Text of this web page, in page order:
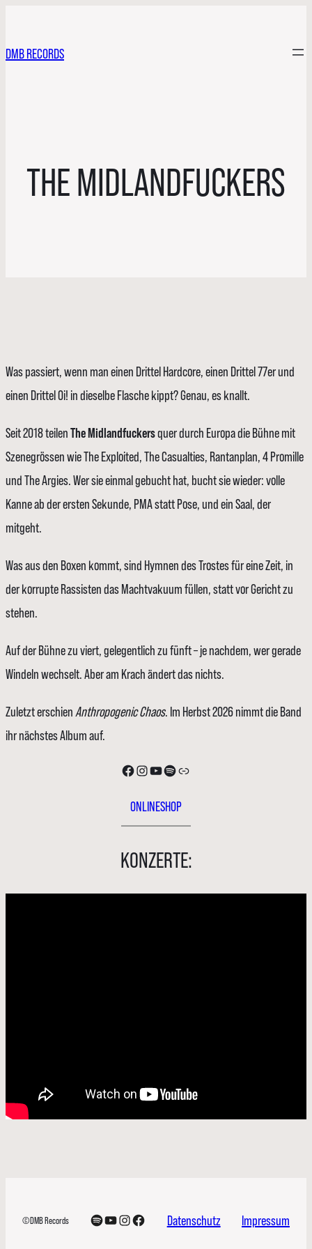
DMB RECORDS
THE MIDLANDFUCKERS
Was passiert, wenn man einen Drittel Hardcore, einen Drittel 77er und
einen Drittel Oi! in dieselbe Flasche kippt? Genau, es knallt.
Seit 2018 teilenThe Midlandfuckersquer durch Europa die Bühne mit
Szenegrössen wie The Exploited, The Casualties, Rantanplan, 4 Promille
und The Argies. Wer sie einmal gebucht hat, bucht sie wieder: volle
Kanne ab der ersten Sekunde, PMA statt Pose, und ein Saal, der
mitgeht.
Was aus den Boxen kommt, sind Hymnen des Trostes für eine Zeit, in
der korrupte Rassisten das Machtvakuum füllen, statt vor Gericht zu
stehen.
Auf der Bühne zu viert, gelegentlich zu fünft – je nachdem, wer gerade
Windeln wechselt. Aber am Krach ändert das nichts.
Zuletzt erschien Anthropogenic Chaos. Im Herbst 2026 nimmt die Band
ihr nächstes Album auf.
Facebook Instagram YouTube Spotify Link
ONLINESHOP
KONZERTE:
©DMB Records SpotifyYouTube
Instagram
FacebookDatenschutz Impressum